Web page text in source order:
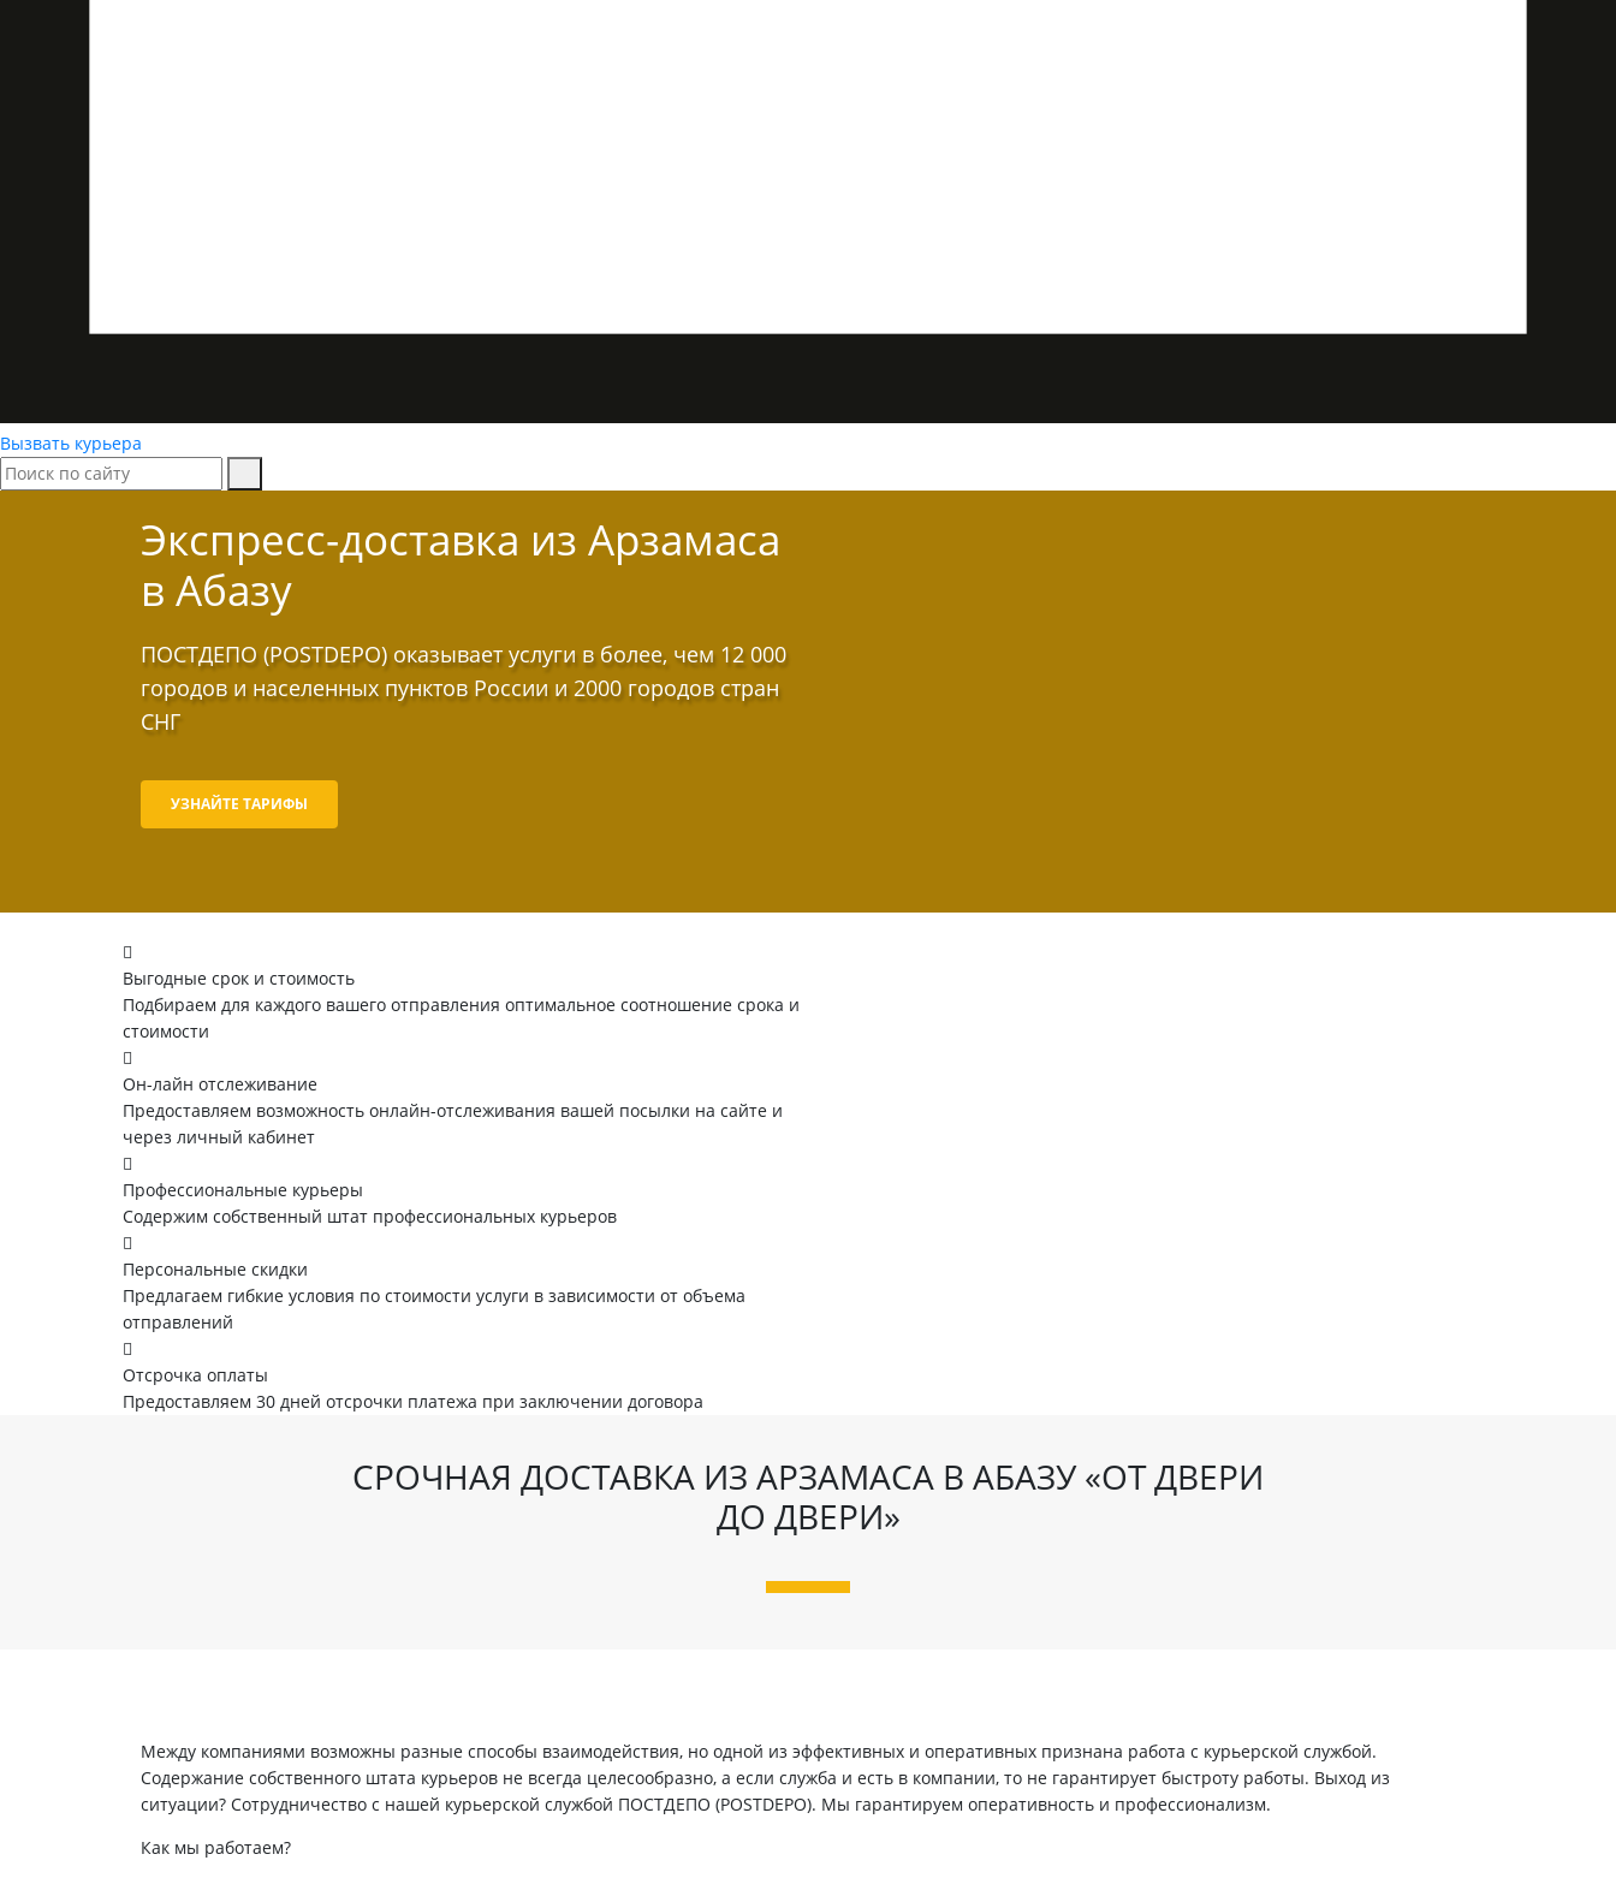
Вызвать курьера
Экспресс-доставка из Арзамаса
в Абазу
ПОСТДЕПО (POSTDEPO) оказывает услуги в более, чем 12 000
городов и населенных пунктов России и 2000 городов стран
СНГ
УЗНАЙТЕ ТАРИФЫ
Выгодные срок и стоимость
Подбираем для каждого вашего отправления оптимальное соотношение срока и
стоимости
Он-лайн отслеживание
Предоставляем возможность онлайн-отслеживания вашей посылки на сайте и
через личный кабинет
Профессиональные курьеры
Содержим собственный штат профессиональных курьеров
Персональные скидки
Предлагаем гибкие условия по стоимости услуги в зависимости от объема
отправлений
Отсрочка оплаты
Предоставляем 30 дней отсрочки платежа при заключении договора
СРОЧНАЯ ДОСТАВКА ИЗ АРЗАМАСА В АБАЗУ «ОТ ДВЕРИ
ДО ДВЕРИ»
Между компаниями возможны разные способы взаимодействия, но одной из эффективных и оперативных признана работа с курьерской службой.
Содержание собственного штата курьеров не всегда целесообразно, а если служба и есть в компании, то не гарантирует быстроту работы. Выход из
ситуации? Сотрудничество с нашей курьерской службой ПОСТДЕПО (POSTDEPO). Мы гарантируем оперативность и профессионализм.
Как мы работаем?